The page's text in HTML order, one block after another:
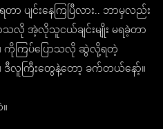
င်းနေကြပြီလား.. ဘာမှလည်း
ာသလို အဲ့လိုသူငယ်ချင်းမျိုး မရခဲ့တာ
ကိုကြပ်ပြောသလို ဆွဲလို့ရတဲ့
ဒီလူကြီးတွေနဲ့တော့ ခက်တယ်နော့်။